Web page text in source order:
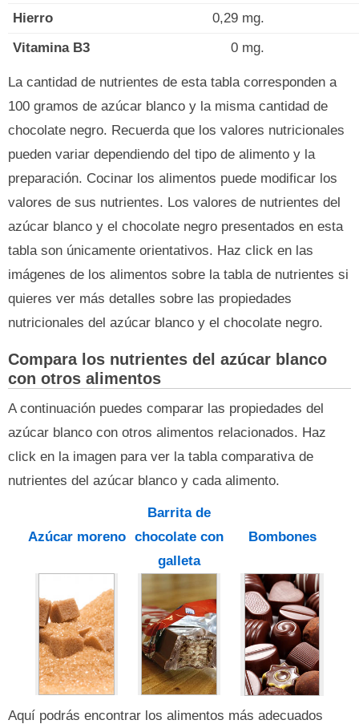
Hierro
0,29 mg.
Vitamina B3
0 mg.
La cantidad de nutrientes de esta tabla corresponden a
100 gramos de azúcar blanco y la misma cantidad de
chocolate negro. Recuerda que los valores nutricionales
pueden variar dependiendo del tipo de alimento y la
preparación. Cocinar los alimentos puede modificar los
valores de sus nutrientes. Los valores de nutrientes del
azúcar blanco y el chocolate negro presentados en esta
tabla son únicamente orientativos. Haz click en las
imágenes de los alimentos sobre la tabla de nutrientes si
quieres ver más detalles sobre las propiedades
nutricionales del azúcar blanco y el chocolate negro.
Compara los nutrientes del azúcar blanco
con otros alimentos
A continuación puedes comparar las propiedades del
azúcar blanco con otros alimentos relacionados. Haz
click en la imagen para ver la tabla comparativa de
nutrientes del azúcar blanco y cada alimento.
Azúcar moreno
Barrita de
chocolate con
galleta
Bombones
Aquí podrás encontrar los alimentos más adecuados